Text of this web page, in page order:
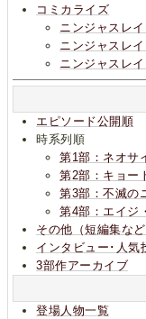
コミカライズ
ニンジャスレ
ニンジャスレ
ニンジャスレイ
エピソード公開順
時系列順
第1部：ネオサ
第2部：キョー
第3部：不滅の
第4部：エイジ
その他（短編集など
インタビュー･人気
3部作アーカイブ
登場人物一覧